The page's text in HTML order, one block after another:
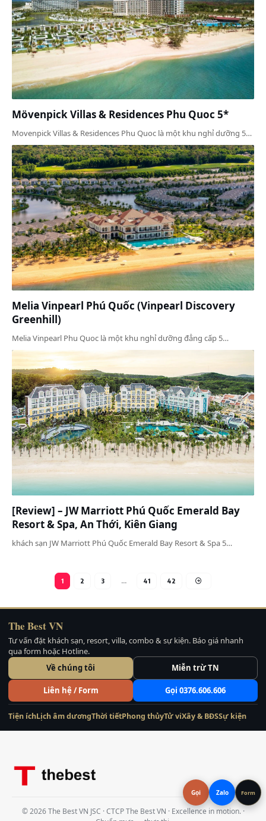
Mövenpick Villas & Residences Phu Quoc 5*
Movenpick Villas & Residences Phu Quoc là một khu nghỉ dưỡng 5…
Melia Vinpearl Phú Quốc (Vinpearl Discovery
Greenhill)
Melia Vinpearl Phu Quoc là một khu nghỉ dưỡng đẳng cấp 5…
[Review] – JW Marriott Phú Quốc Emerald Bay
Resort & Spa, An Thới, Kiên Giang
khách sạn JW Marriott Phú Quốc Emerald Bay Resort & Spa 5…
1 2 3 … 41 42
The Best VN
Tư vấn đặt khách sạn, resort, villa, combo & sự kiện. Báo giá nhanh
qua form hoặc Hotline.
Về chúng tôi
Miễn trừ TN
Liên hệ / Form Gọi 0376.606.606
Tiện íchLịch âm dươngThời tiếtPhong thủyTử viXây & BĐSSự kiện
© 2026 The Best VN JSC · CTCP The Best VN · Excellence in motion. ·
Gọi Zalo Form